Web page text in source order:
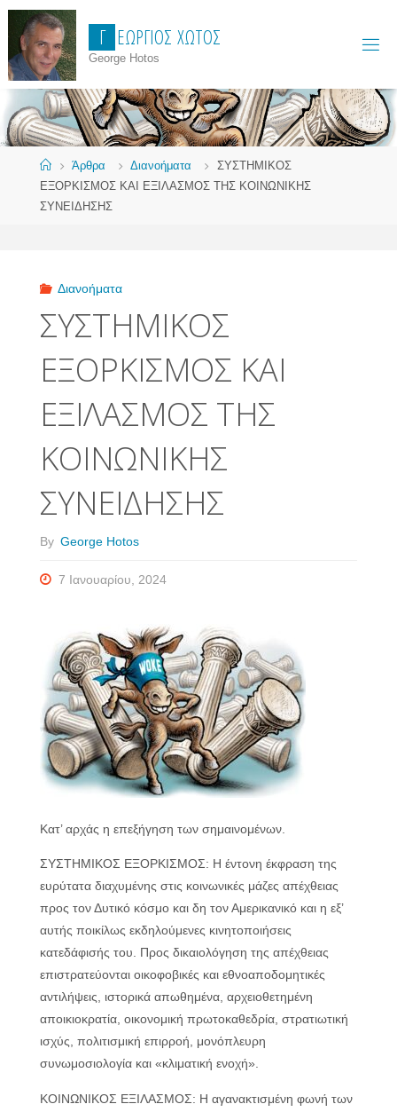
Skip
content
Γ ΕΏΡΓΙΟΣ ΧΏΤΟΣ
George Hotos
HomeΆρθρα Διανοήματα
ΣΥΣΤΗΜΙΚΟΣ
ΕΞΟΡΚΙΣΜΟΣ ΚΑΙ ΕΞΙΛΑΣΜΟΣ ΤΗΣ ΚΟΙΝΩΝΙΚΗΣ
ΣΥΝΕΙΔΗΣΗΣ
Διανοήματα
ΣΥΣΤΗΜΙΚΟΣ
ΕΞΟΡΚΙΣΜΟΣ ΚΑΙ
ΕΞΙΛΑΣΜΟΣ ΤΗΣ
ΚΟΙΝΩΝΙΚΗΣ
ΣΥΝΕΙΔΗΣΗΣ
By George Hotos
7 Ιανουαρίου, 2024
Κατ’ αρχάς η επεξήγηση των σημαινομένων.
ΣΥΣΤΗΜΙΚΟΣ ΕΞΟΡΚΙΣΜΟΣ: Η έντονη έκφραση της
ευρύτατα διαχυμένης στις κοινωνικές μάζες απέχθειας
προς τον Δυτικό κόσμο και δη τον Αμερικανικό και η εξ’
αυτής ποικίλως εκδηλούμενες κινητοποιήσεις
κατεδάφισής του. Προς δικαιολόγηση της απέχθειας
επιστρατεύονται οικοφοβικές και εθνοαποδομητικές
αντιλήψεις, ιστορικά απωθημένα, αρχειοθετημένη
αποικιοκρατία, οικονομική πρωτοκαθεδρία, στρατιωτική
ισχύς, πολιτισμική επιρροή, μονόπλευρη
συνωμοσιολογία και «κλιματική ενοχή».
ΚΟΙΝΩΝΙΚΟΣ ΕΞΙΛΑΣΜΟΣ: Η αγανακτισμένη φωνή των